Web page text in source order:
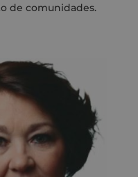
de comunidades.